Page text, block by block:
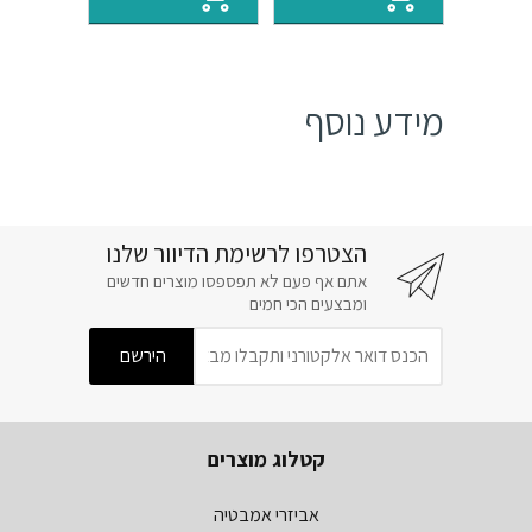
₪95.
₪81.
₪78.
₪65.
מידע נוסף
הצטרפו לרשימת הדיוור שלנו
אתם אף פעם לא תפספסו מוצרים חדשים
ומבצעים הכי חמים
קטלוג מוצרים
אביזרי אמבטיה